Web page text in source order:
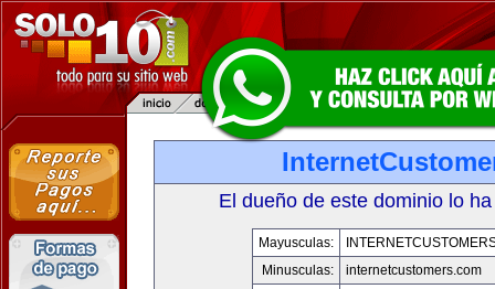
El dueño de este dominio lo
Mayusculas:
Minusculas:
internetcustomers.com